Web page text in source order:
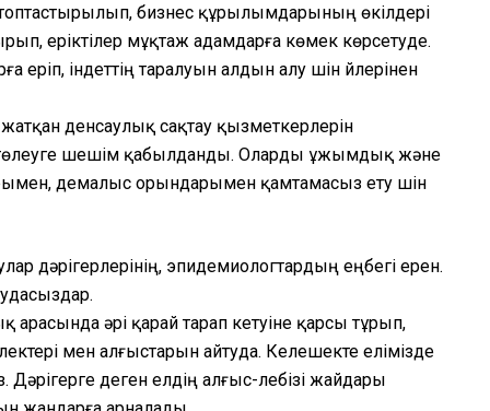
бизнес құрылымдарының өкілдері
еріктілер мұқтаж адамдарға көмек көрсетуде.
еріп, індеттің таралуын алдын алу үшін үйлерінен
денсаулық сақтау қызметкерлерін
төлеуге шешім қабылданды. Оларды ұжымдық және
демалыс орындарымен қамтамасыз ету үшін
дәрігерлерінің, эпидемиологтардың еңбегі ерен.
арасында әрі қарай тарап кетуіне қарсы тұрып,
мен алғыстарын айтуда. Келешекте елімізде
деген елдің алғыс-лебізі жайдары